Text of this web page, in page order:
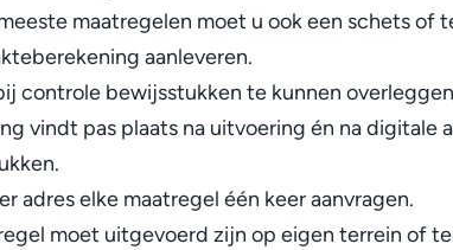
maatregelen moet u ook een schets of
aanleveren.
controle bewijsstukken te kunnen
vindt pas plaats na uitvoering én na digitale
adres elke maatregel één keer aanvragen.
moet uitgevoerd zijn op eigen terrein of